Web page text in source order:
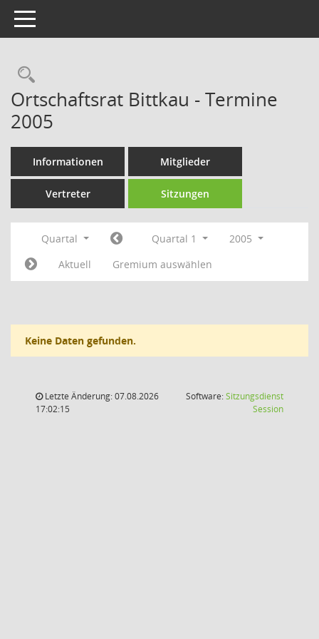
Toggle navigation
Rechercheauswahl
Ortschaftsrat Bittkau - Termine
2005
Informationen Mitglieder
Vertreter Sitzungen
Quartal Quartal 1
2005
Aktuell
Gremium auswählen
Keine Daten gefunden.
Letzte Änderung: 07.08.2026
17:02:15
Software:Sitzungsdienst
Session(Wird in